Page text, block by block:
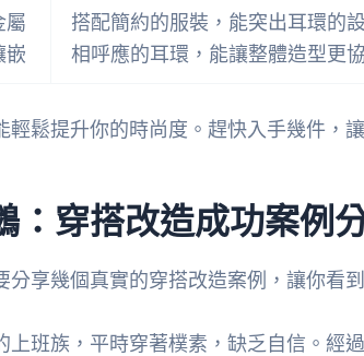
屬
嵌
搭配簡約的服裝，能突出耳環的
相呼應的耳環，能讓整體造型更
鬆提升你的時尚度。趕快入手幾件，
：穿搭改造成功案例
享幾個真實的穿搭改造案例，讓你看
上班族，平時穿著樸素，缺乏自信。經